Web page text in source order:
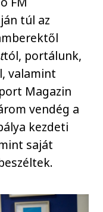
túl az
tól, portálunk,
valamint
Magazin
vendég a
kezdeti
saját